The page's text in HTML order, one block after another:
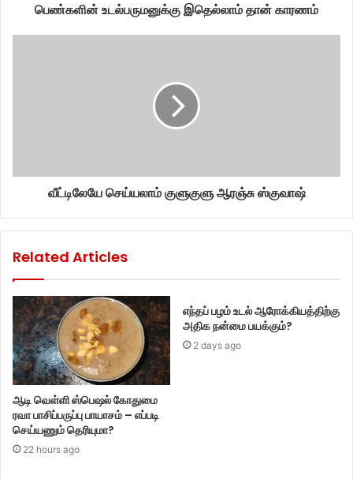
பெண்களின் உடல்பருமனுக்கு இதெல்லாம் தான் காரணம்
வீட்டிலேயே செய்யலாம் குளுகுளு ஆரஞ்சு ஸ்குவாஷ்
Related Articles
ஆடி வெள்ளி ஸ்பெஷல் கோதுமை
ரவா பாசிப்பருப்பு பாயாசம் – எப்படி
செய்யணும் தெரியுமா?
22 hours ago
எந்தப் பழம் உடல் ஆரோக்கியத்திற்கு
அதிக நன்மை பயக்கும்?
2 days ago